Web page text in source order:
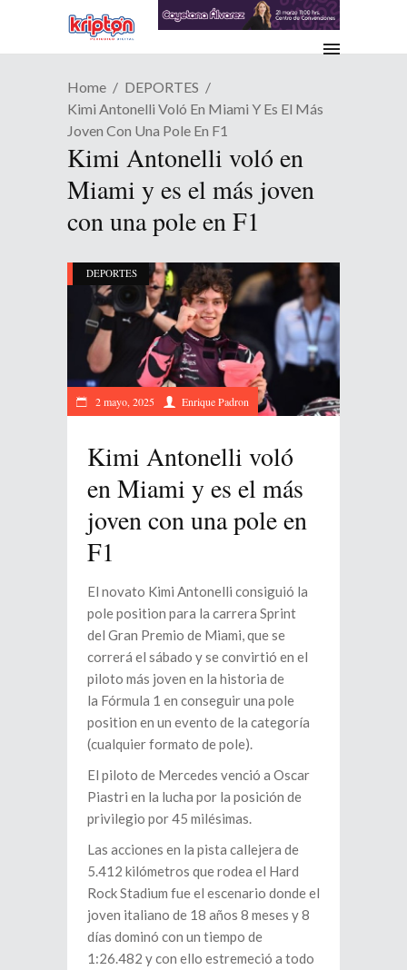
Home
DEPORTES
Kimi Antonelli Voló En Miami Y Es El Más
Joven Con Una Pole En F1
Kimi Antonelli voló en
Miami y es el más joven
con una pole en F1
DEPORTES
2 mayo, 2025 Enrique Padron
Kimi Antonelli voló
en Miami y es el más
joven con una pole en
F1
El novato Kimi Antonelli consiguió la
pole position para la carrera Sprint
del Gran Premio de Miami, que se
correrá el sábado y se convirtió en el
piloto más joven en la historia de
la Fórmula 1 en conseguir una pole
position en un evento de la categoría
(cualquier formato de pole).
El piloto de Mercedes venció a Oscar
Piastri en la lucha por la posición de
privilegio por 45 milésimas.
Las acciones en la pista callejera de
5.412 kilómetros que rodea el Hard
Rock Stadium fue el escenario donde el
joven italiano de 18 años 8 meses y 8
días dominó con un tiempo de
1:26.482 y con ello estremeció a todo